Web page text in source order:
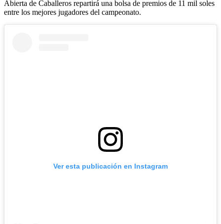
Abierta de Caballeros repartirá una bolsa de premios de 11 mil soles
entre los mejores jugadores del campeonato.
Ver esta publicación en Instagram